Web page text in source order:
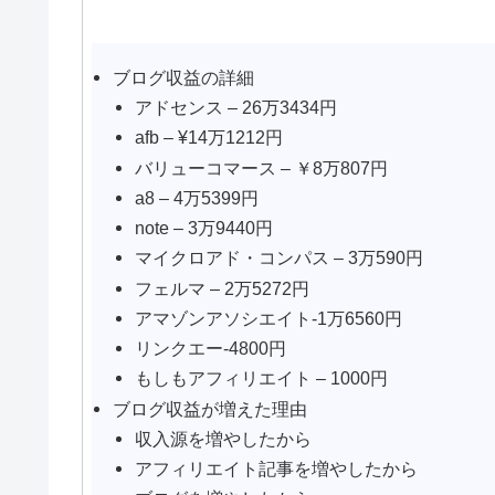
ブログ収益の詳細
アドセンス – 26万3434円
afb – ¥14万1212円
バリューコマース – ￥8万807円
a8 – 4万5399円
note – 3万9440円
マイクロアド・コンパス – 3万590円
フェルマ – 2万5272円
アマゾンアソシエイト-1万6560円
リンクエー-4800円
もしもアフィリエイト – 1000円
ブログ収益が増えた理由
収入源を増やしたから
アフィリエイト記事を増やしたから